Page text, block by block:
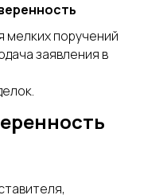
мелких поручений
заявления в